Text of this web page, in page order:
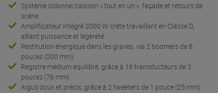
Système colonne/caisson « tout en un », façade et retours de
scène
Amplificateur intégré 2000 W crête travaillant en Classe D,
alliant puissance et légèreté
Restitution énergique dans les graves, via 2 boomers de 8
pouces (200 mm)
Registre médium équilibré, grâce à 16 transducteurs de 3
pouces (76 mm)
Aigus doux et précis, grâce à 2 tweeters de 1 pouce (25 mm)